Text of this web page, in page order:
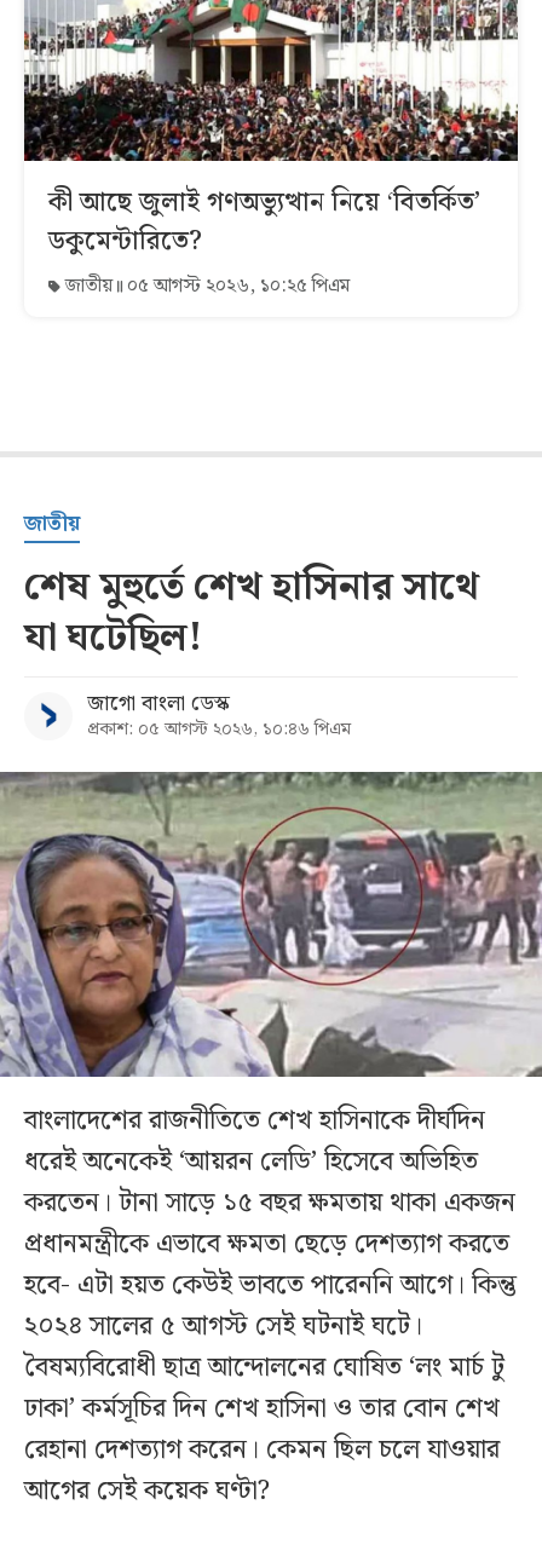
কী আছে জুলাই গণঅভ্যুত্থান নিয়ে ‘বিতর্কিত’
ডকুমেন্টারিতে?
জাতীয় ০৫ আগস্ট ২০২৬, ১০:২৫ পিএম
জাতীয়
শেষ মুহুর্তে শেখ হাসিনার সাথে
যা ঘটেছিল!
জাগো বাংলা ডেস্ক
প্রকাশ: ০৫ আগস্ট ২০২৬, ১০:৪৬ পিএম
বাংলাদেশের রাজনীতিতে শেখ হাসিনাকে দীর্ঘদিন
ধরেই অনেকেই ‘আয়রন লেডি’ হিসেবে অভিহিত
করতেন। টানা সাড়ে ১৫ বছর ক্ষমতায় থাকা একজন
প্রধানমন্ত্রীকে এভাবে ক্ষমতা ছেড়ে দেশত্যাগ করতে
হবে- এটা হয়ত কেউই ভাবতে পারেননি আগে। কিন্তু
২০২৪ সালের ৫ আগস্ট সেই ঘটনাই ঘটে।
বৈষম্যবিরোধী ছাত্র আন্দোলনের ঘোষিত ‘লং মার্চ টু
ঢাকা’ কর্মসূচির দিন শেখ হাসিনা ও তার বোন শেখ
রেহানা দেশত্যাগ করেন। কেমন ছিল চলে যাওয়ার
আগের সেই কয়েক ঘণ্টা?